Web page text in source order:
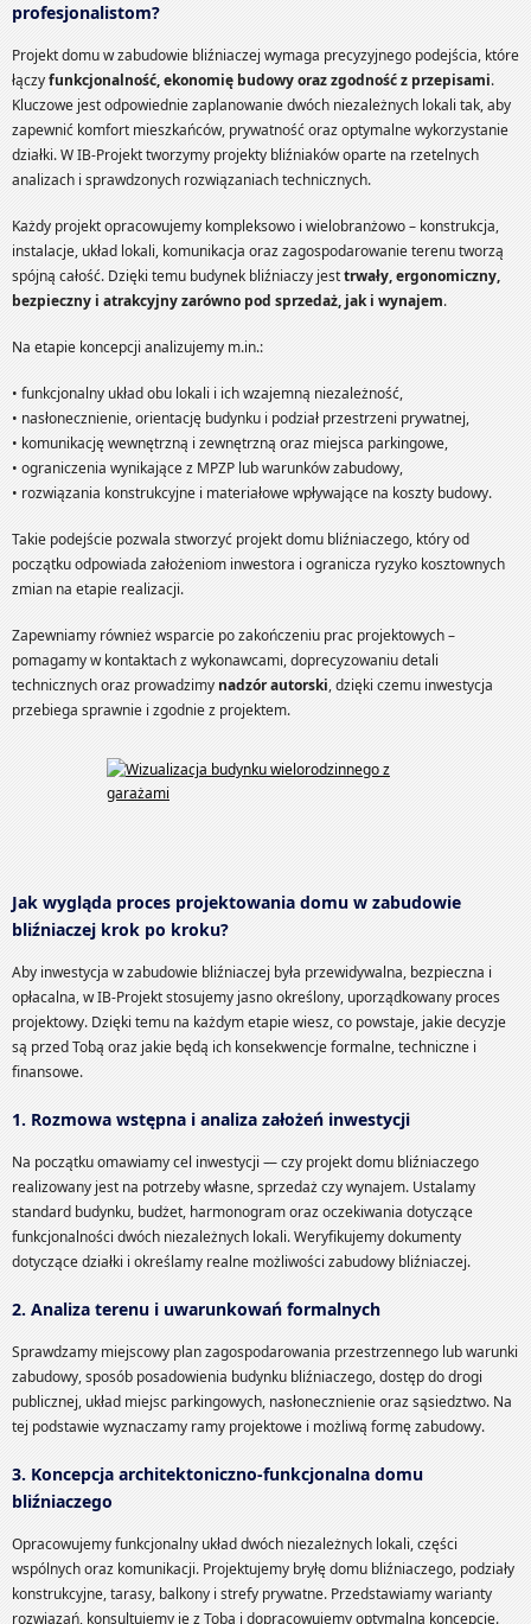
profesjonalistom?
Projekt domu w zabudowie bliźniaczej wymaga precyzyjnego podejścia, które
łączyfunkcjonalność, ekonomię budowy oraz zgodność z przepisami.
Kluczowe jest odpowiednie zaplanowanie dwóch niezależnych lokali tak, aby
zapewnić komfort mieszkańców, prywatność oraz optymalne wykorzystanie
działki. W IB-Projekt tworzymy projekty bliźniaków oparte na rzetelnych
analizach i sprawdzonych rozwiązaniach technicznych.
Każdy projekt opracowujemy kompleksowo i wielobranżowo – konstrukcja,
instalacje, układ lokali, komunikacja oraz zagospodarowanie terenu tworzą
spójną całość. Dzięki temu budynek bliźniaczy jesttrwały, ergonomiczny,
bezpieczny i atrakcyjny zarówno pod sprzedaż, jak i wynajem.
Na etapie koncepcji analizujemy m.in.:
• funkcjonalny układ obu lokali i ich wzajemną niezależność,
• nasłonecznienie, orientację budynku i podział przestrzeni prywatnej,
• komunikację wewnętrzną i zewnętrzną oraz miejsca parkingowe,
• ograniczenia wynikające z MPZP lub warunków zabudowy,
• rozwiązania konstrukcyjne i materiałowe wpływające na koszty budowy.
Takie podejście pozwala stworzyć projekt domu bliźniaczego, który od
początku odpowiada założeniom inwestora i ogranicza ryzyko kosztownych
zmian na etapie realizacji.
Zapewniamy również wsparcie po zakończeniu prac projektowych –
pomagamy w kontaktach z wykonawcami, doprecyzowaniu detali
technicznych oraz prowadzimynadzór autorski, dzięki czemu inwestycja
przebiega sprawnie i zgodnie z projektem.
Jak wygląda proces projektowania domu w zabudowie
bliźniaczej krok po kroku?
Aby inwestycja w zabudowie bliźniaczej była przewidywalna, bezpieczna i
opłacalna, w IB-Projekt stosujemy jasno określony, uporządkowany proces
projektowy. Dzięki temu na każdym etapie wiesz, co powstaje, jakie decyzje
są przed Tobą oraz jakie będą ich konsekwencje formalne, techniczne i
finansowe.
1. Rozmowa wstępna i analiza założeń inwestycji
Na początku omawiamy cel inwestycji — czy projekt domu bliźniaczego
realizowany jest na potrzeby własne, sprzedaż czy wynajem. Ustalamy
standard budynku, budżet, harmonogram oraz oczekiwania dotyczące
funkcjonalności dwóch niezależnych lokali. Weryfikujemy dokumenty
dotyczące działki i określamy realne możliwości zabudowy bliźniaczej.
2. Analiza terenu i uwarunkowań formalnych
Sprawdzamy miejscowy plan zagospodarowania przestrzennego lub warunki
zabudowy, sposób posadowienia budynku bliźniaczego, dostęp do drogi
publicznej, układ miejsc parkingowych, nasłonecznienie oraz sąsiedztwo. Na
tej podstawie wyznaczamy ramy projektowe i możliwą formę zabudowy.
3. Koncepcja architektoniczno-funkcjonalna domu
bliźniaczego
Opracowujemy funkcjonalny układ dwóch niezależnych lokali, części
wspólnych oraz komunikacji. Projektujemy bryłę domu bliźniaczego, podziały
konstrukcyjne, tarasy, balkony i strefy prywatne. Przedstawiamy warianty
rozwiązań, konsultujemy je z Tobą i dopracowujemy optymalną koncepcję.